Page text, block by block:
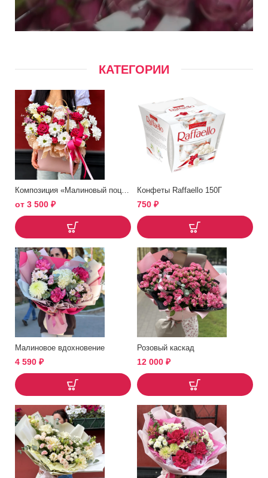
КАТЕГОРИИ
от 3 500 ₽
Конфеты Raffaello 150Г
750 ₽
Малиновое вдохновение
4 590 ₽
Розовый каскад
12 000 ₽